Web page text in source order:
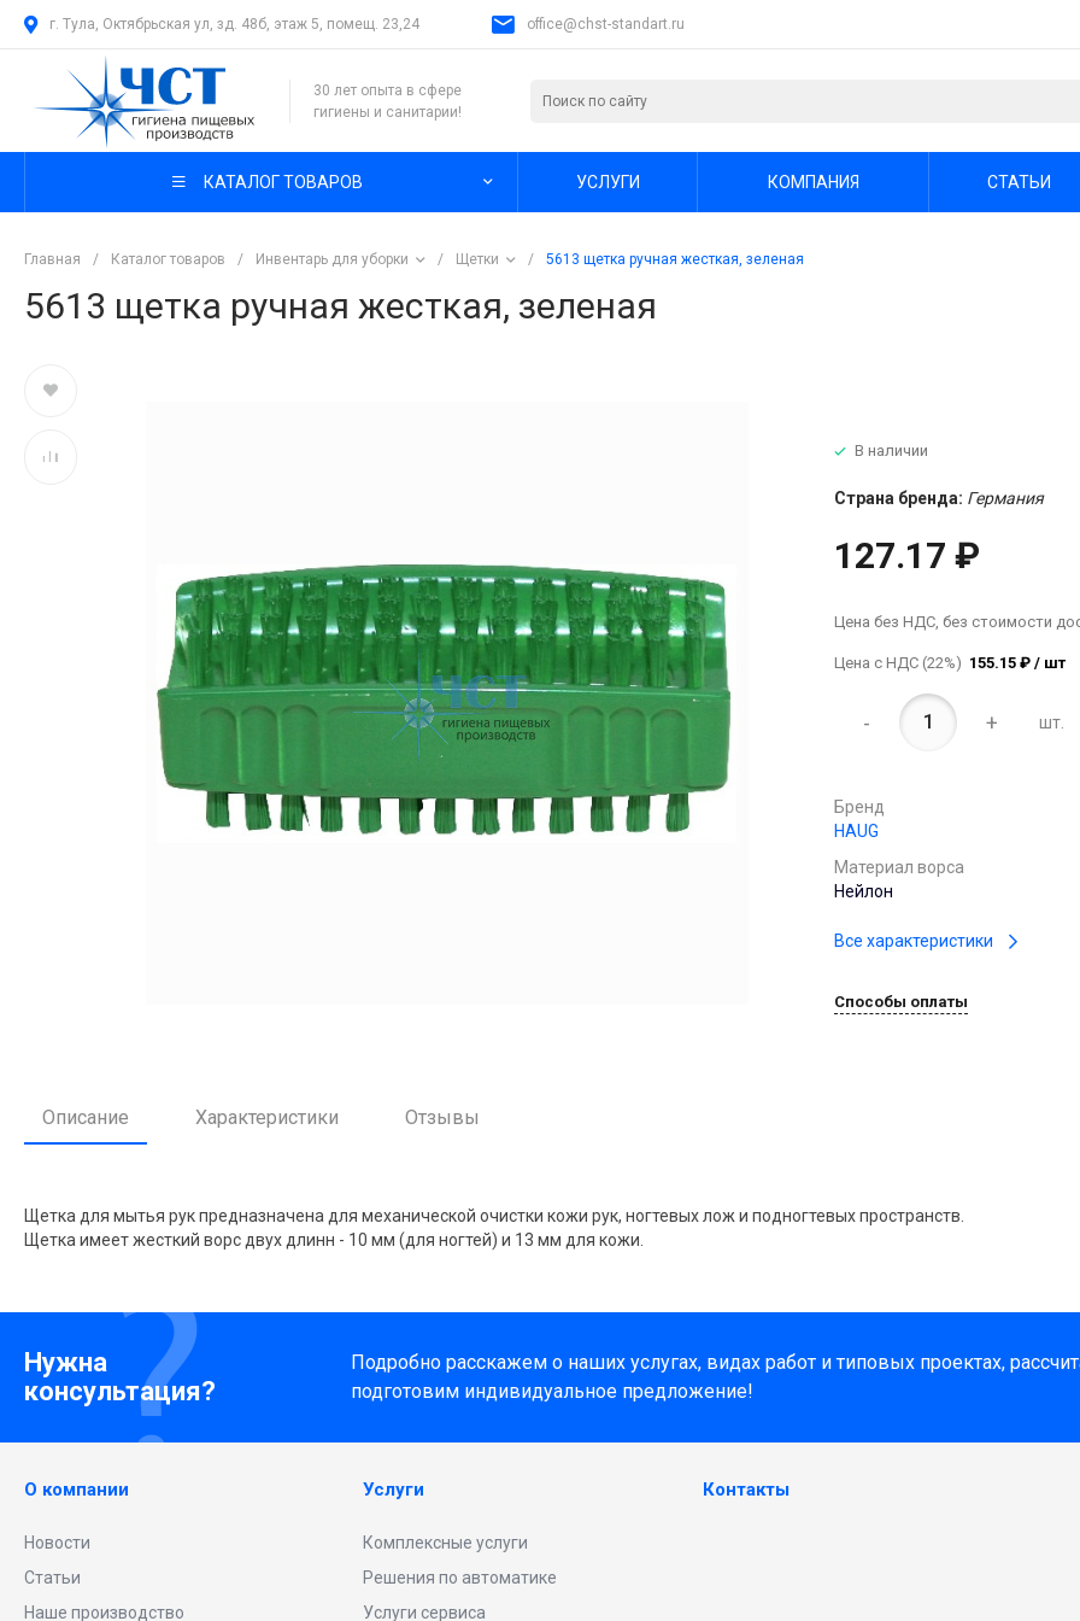
г. Тула, Октябрьская ул, зд. 48б, этаж 5, помещ. 23,24 office@chst-standart.ru
30 лет опыта в сфере
гигиены и санитарии!
КАТАЛОГ ТОВАРОВ УСЛУГИ КОМПАНИЯ СТАТЬИ
Главная / Каталог товаров / Инвентарь для уборки / Щетки / 5613 щетка ручная жесткая, зеленая
5613 щетка ручная жесткая, зеленая
В наличии
Страна бренда: Германия
127.17 ₽
Цена без НДС, без стоимости
Цена с НДС (22%) 155.15 ₽ / шт
- + шт.
Бренд
HAUG
Материал ворса
Нейлон
Все характеристики
Способы оплаты
Описание Характеристики Отзывы
Щетка для мытья рук предназначена для механической очистки кожи рук, ногтевых лож и подногтевых пространств.
Щетка имеет жесткий ворс двух длинн - 10 мм (для ногтей) и 13 мм для кожи.
Нужна
консультация?
Подробно расскажем о наших услугах, видах работ и типовых проектах,
подготовим индивидуальное предложение!
О компании
Новости
Статьи
Наше производство
Услуги
Комплексные услуги
Решения по автоматике
Услуги сервиса
Контакты